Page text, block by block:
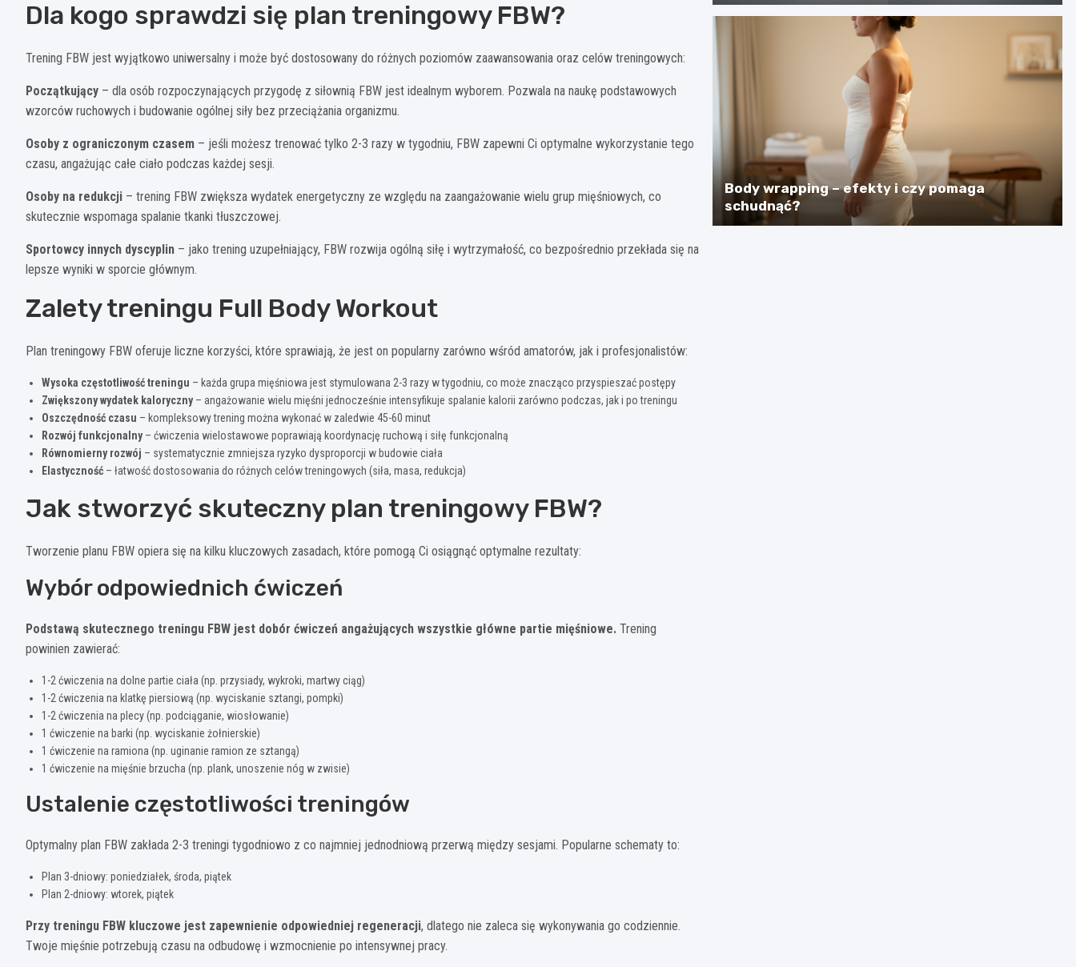
Dla kogo sprawdzi się plan treningowy FBW?
Trening FBW jest wyjątkowo uniwersalny i może być dostosowany do różnych poziomów zaawansowania oraz celów treningowych:
Początkujący – dla osób rozpoczynających przygodę z siłownią FBW jest idealnym wyborem. Pozwala na naukę podstawowych
wzorców ruchowych i budowanie ogólnej siły bez przeciążania organizmu.
Osoby z ograniczonym czasem – jeśli możesz trenować tylko 2-3 razy w tygodniu, FBW zapewni Ci optymalne wykorzystanie tego
czasu, angażując całe ciało podczas każdej sesji.
Osoby na redukcji – trening FBW zwiększa wydatek energetyczny ze względu na zaangażowanie wielu grup mięśniowych, co
skutecznie wspomaga spalanie tkanki tłuszczowej.
Sportowcy innych dyscyplin – jako trening uzupełniający, FBW rozwija ogólną siłę i wytrzymałość, co bezpośrednio przekłada się na
lepsze wyniki w sporcie głównym.
Zalety treningu Full Body Workout
Plan treningowy FBW oferuje liczne korzyści, które sprawiają, że jest on popularny zarówno wśród amatorów, jak i profesjonalistów:
Wysoka częstotliwość treningu – każda grupa mięśniowa jest stymulowana 2-3 razy w tygodniu, co może znacząco przyspieszać postępy
Zwiększony wydatek kaloryczny– angażowanie wielu mięśni jednocześnie intensyfikuje spalanie kalorii zarówno podczas, jak i po treningu
Oszczędność czasu – kompleksowy trening można wykonać w zaledwie 45-60 minut
Rozwój funkcjonalny– ćwiczenia wielostawowe poprawiają koordynację ruchową i siłę funkcjonalną
Równomierny rozwój – systematycznie zmniejsza ryzyko dysproporcji w budowie ciała
Elastyczność – łatwość dostosowania do różnych celów treningowych (siła, masa, redukcja)
Jak stworzyć skuteczny plan treningowy FBW?
Tworzenie planu FBW opiera się na kilku kluczowych zasadach, które pomogą Ci osiągnąć optymalne rezultaty:
Wybór odpowiednich ćwiczeń
Podstawą skutecznego treningu FBW jest dobór ćwiczeń angażujących wszystkie główne partie mięśniowe. Trening
powinien zawierać:
1-2 ćwiczenia na dolne partie ciała (np. przysiady, wykroki, martwy ciąg)
1-2 ćwiczenia na klatkę piersiową (np. wyciskanie sztangi, pompki)
1-2 ćwiczenia na plecy (np. podciąganie, wiosłowanie)
1 ćwiczenie na barki (np. wyciskanie żołnierskie)
1 ćwiczenie na ramiona (np. uginanie ramion ze sztangą)
1 ćwiczenie na mięśnie brzucha (np. plank, unoszenie nóg w zwisie)
Ustalenie częstotliwości treningów
Optymalny plan FBW zakłada 2-3 treningi tygodniowo z co najmniej jednodniową przerwą między sesjami. Popularne schematy to:
Plan 3-dniowy: poniedziałek, środa, piątek
Plan 2-dniowy: wtorek, piątek
Przy treningu FBW kluczowe jest zapewnienie odpowiedniej regeneracji, dlatego nie zaleca się wykonywania go codziennie.
Twoje mięśnie potrzebują czasu na odbudowę i wzmocnienie po intensywnej pracy.
Body wrapping – efekty i czy pomaga
schudnąć?